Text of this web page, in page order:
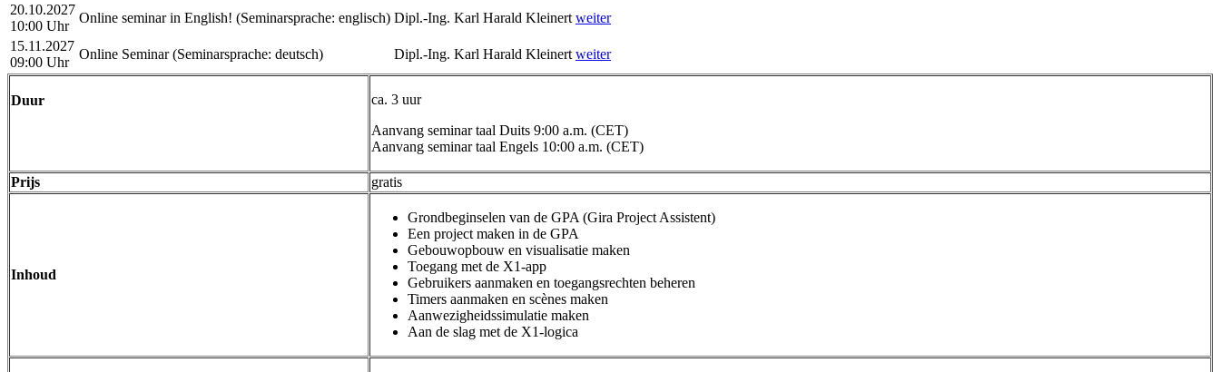
20.10.2027
10:00 Uhr
Online seminar in English! (Seminarsprache: englisch) Dipl.-Ing. Karl Harald Kleinert weiter
15.11.2027
09:00 Uhr
Online Seminar(Seminarsprache: deutsch) Dipl.-Ing. Karl Harald Kleinert weiter
Duur
ca. 3 uur
Aanvang seminar taal Duits 9:00 a.m. (CET)
Aanvang seminar taal Engels 10:00 a.m. (CET)
Prijs gratis
Inhoud
Grondbeginselen van de GPA (Gira Project Assistent)
Een project maken in de GPA
Gebouwopbouw en visualisatie maken
Toegang met de X1-app
Gebruikers aanmaken en toegangsrechten beheren
Timers aanmaken en scènes maken
Aanwezigheidssimulatie maken
Aan de slag met de X1-logica